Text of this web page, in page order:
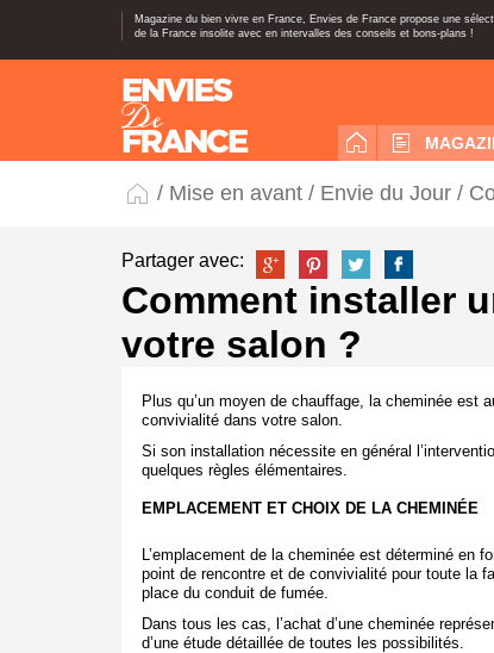
Magazine du bien vivre en France, Envies de France propose une
de la France insolite avec en intervalles des conseils et bons-plans !
/ Mise en avant / Envie du Jour /
Partager avec:
Comment installer
votre salon ?
Plus qu’un moyen de chauffage, la cheminée est
convivialité dans votre salon.
Si son installation nécessite en général
quelques règles élémentaires.
EMPLACEMENT ET CHOIX DE LA CHEMINÉE
L’emplacement de la cheminée est déterminé en
point de rencontre et de convivialité pour toute la
place du conduit de fumée.
Dans tous les cas, l’achat d’une cheminée
d’une étude détaillée de toutes les possibilités.